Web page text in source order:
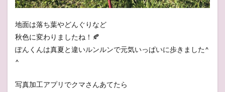
地面は落ち葉やどんぐりなど
秋色に変わりましたね！🍂
ぽんくんは真夏と違いルンルンで元気いっぱいに歩きました^
^
写真加工アプリでクマさんあてたら